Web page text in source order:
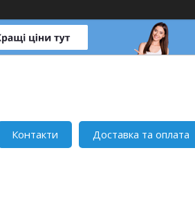
Контакти Доставка та оплата